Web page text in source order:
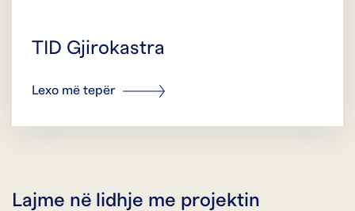
TID Gjirokastra
Lexo më tepër
Lajme në lidhje me projektin